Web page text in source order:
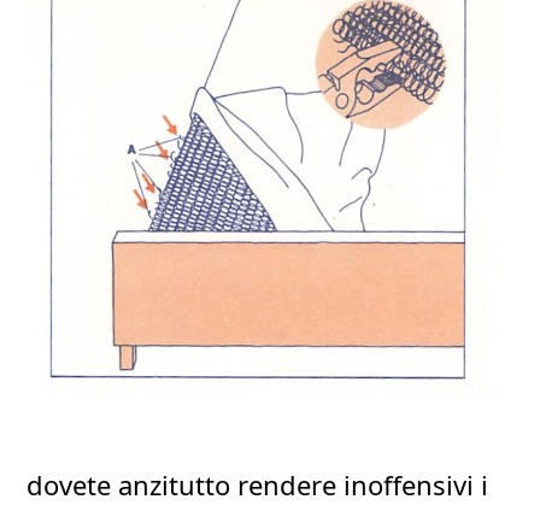
dovete anzitutto rendere inoffensivi i